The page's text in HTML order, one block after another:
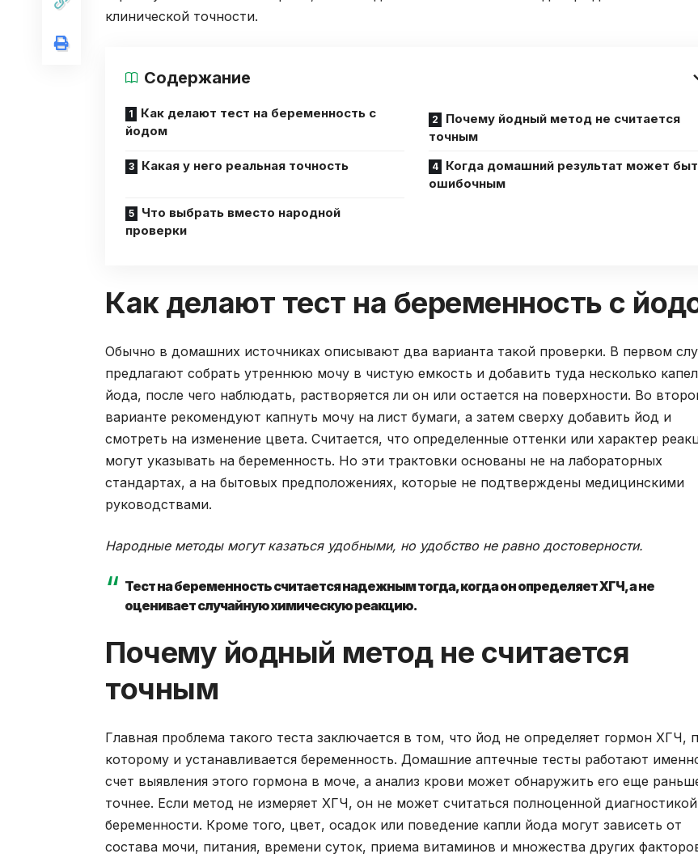
клинической точности.
Содержание
Как делают тест на беременность с
йодом
Почему йодный метод не считается
точным
Какая у него реальная точность
Когда домашний результат может
ошибочным
Что выбрать вместо народной
проверки
Как делают тест на беременность с
Обычно в домашних источниках описывают два варианта такой проверки. В первом
предлагают собрать утреннюю мочу в чистую емкость и добавить туда несколько
йода, после чего наблюдать, растворяется ли он или остается на поверхности. Во
варианте рекомендуют капнуть мочу на лист бумаги, а затем сверху добавить йод и
смотреть на изменение цвета. Считается, что определенные оттенки или характер
могут указывать на беременность. Но эти трактовки основаны не на лабораторных
стандартах, а на бытовых предположениях, которые не подтверждены медицинскими
руководствами.
Народные методы могут казаться удобными, но удобство не равно достоверности.
Тест на беременность считается надежным тогда, когда он определяет ХГЧ, а не
оценивает случайную химическую реакцию.
Почему йодный метод не считается
точным
Главная проблема такого теста заключается в том, что йод не определяет гормон ХГЧ,
которому и устанавливается беременность. Домашние аптечные тесты работают
счет выявления этого гормона в моче, а анализ крови может обнаружить его еще
точнее. Если метод не измеряет ХГЧ, он не может считаться полноценной диагностикой
беременности. Кроме того, цвет, осадок или поведение капли йода могут зависеть от
состава мочи, питания, времени суток, приема витаминов и множества других